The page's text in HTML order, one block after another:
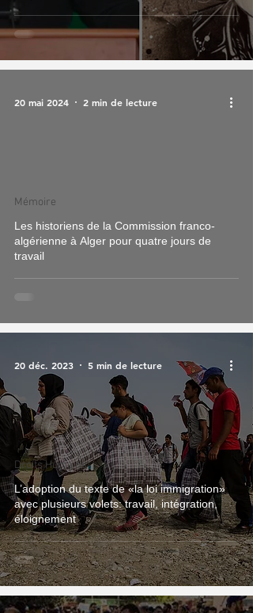
Les historiens de la Commission franco-
algérienne à Alger pour quatre jours de
travail
Mémoire
20 mai 2024 2 min de lecture
L’adoption du texte de «la loi immigration»
avec plusieurs volets: travail, intégration,
éloignement
Droits Humains
20 déc. 2023 5 min de lecture